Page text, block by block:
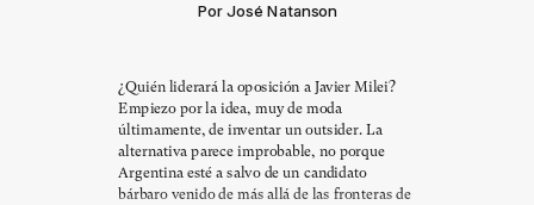
Por José Natanson
¿Quién liderará la oposición a Javier Milei?
Empiezo por la idea, muy de moda
últimamente, de inventar un outsider. La
alternativa parece improbable, no porque
Argentina esté a salvo de un candidato
bárbaro venido de más allá de las fronteras de